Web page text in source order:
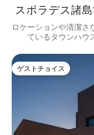
スポラデス諸
ロケーションや清潔さ
ているタウンハウ
ゲストチョイス
ゲストチョイス